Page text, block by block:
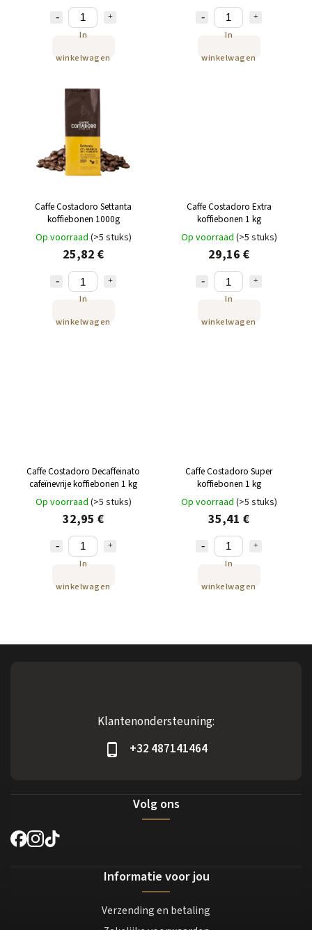
In
winkelwagen
In
winkelwagen
Caffe Costadoro Settanta
koffiebonen 1000g
Op voorraad (>5 stuks)
25,82 €
In
winkelwagen
Caffe Costadoro Extra
koffiebonen 1 kg
Op voorraad (>5 stuks)
29,16 €
In
winkelwagen
Caffe Costadoro Decaffeinato
cafeïnevrije koffiebonen 1 kg
Op voorraad (>5 stuks)
32,95 €
In
winkelwagen
Caffe Costadoro Super
koffiebonen 1 kg
Op voorraad (>5 stuks)
35,41 €
In
winkelwagen
Klantenondersteuning:
+32 487141464
Volg ons
Informatie voor jou
Verzending en betaling